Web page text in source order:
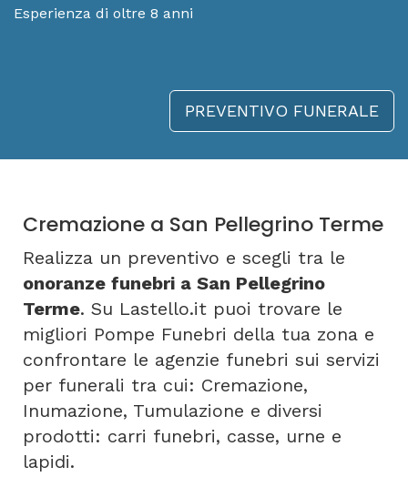
Esperienza di oltre 8 anni
PREVENTIVO FUNERALE
Cremazione a San Pellegrino Terme
Realizza un preventivo e scegli tra le
onoranze funebri a San Pellegrino
Terme. Su Lastello.it puoi trovare le
migliori Pompe Funebri della tua zona e
confrontare le agenzie funebri sui servizi
per funerali tra cui: Cremazione,
Inumazione, Tumulazione e diversi
prodotti: carri funebri, casse, urne e
lapidi.